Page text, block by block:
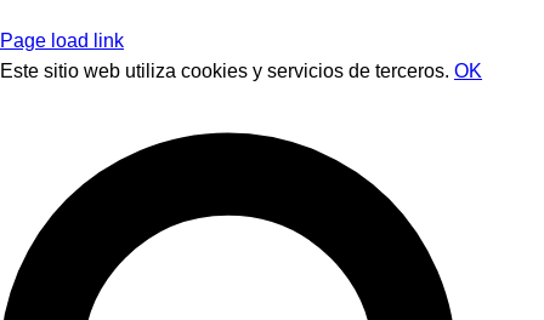
Page load link
Este sitio web utiliza cookies y servicios de terceros. OK